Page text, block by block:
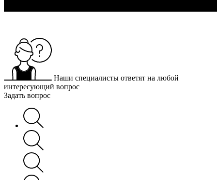
Наши специалисты ответят на любой
интересующий вопрос
Задать вопрос